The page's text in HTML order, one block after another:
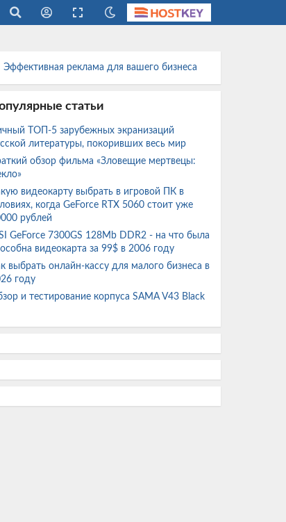
Эффективная реклама для вашего бизнеса
статьи
ТОП-5 зарубежных экранизаций
литературы, покоривших весь мир
обзор фильма «Зловещие мертвецы:
видеокарту выбрать в игровой ПК в
когда GeForce RTX 5060 стоит уже
рублей
GeForce 7300GS 128Mb DDR2 - на что была
видеокарта за 99$ в 2006 году
выбрать онлайн-кассу для малого бизнеса в
году
и тестирование корпуса SAMA V43 Black